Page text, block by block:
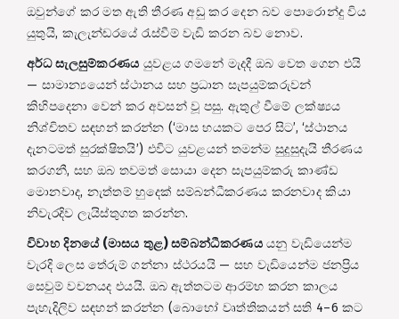
ඔවුන්ගේ කර මත ඇති තීරණ අඩු කර දෙන බව පොරොන්දු විය
යුතුයි, කැලැන්ඩරයේ රැස්වීම් වැඩි කරන බව නොව.
අර්ධ සැලසුම්කරණය යුවළය ගමනේ මැදදී ඔබ වෙත ගෙන එයි
— සාමාන්‍යයෙන් ස්ථානය සහ ප්‍රධාන සැපයුම්කරුවන්
කිහිපදෙනා වෙන් කර අවසන් වූ පසු. ඇතුල් වීමේ ලක්ෂ්‍යය
නිශ්චිතව සඳහන් කරන්න (‘මාස හයකට පෙර සිට’, ‘ස්ථානය
දැනටමත් සුරක්ෂිතයි’) එවිට යුවළයන් තමන්ම සුදුසුදැයි තීරණය
කරගනී, සහ ඔබ තවමත් සොයා දෙන සැපයුම්කරු කාණ්ඩ
මොනවාද, නැත්තම් හුදෙක් සම්බන්ධීකරණය කරනවාද කියා
නිවැරදිව ලැයිස්තුගත කරන්න.
විවාහ දිනයේ (මාසය තුළ) සම්බන්ධීකරණයයනු වැඩියෙන්ම
වැරදි ලෙස තේරුම් ගන්නා ස්ථරයයි — සහ වැඩියෙන්ම ජනප්‍රිය
සෙවුම් වචනයද එයයි. ඔබ ඇත්තටම ආරම්භ කරන කාලය
පැහැදිලිව සඳහන් කරන්න (බොහෝ වෘත්තිකයන් සති 4–6 කට